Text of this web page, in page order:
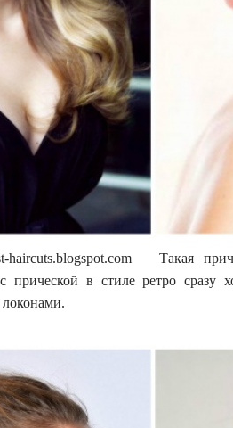
Такая
в стиле ретро сразу